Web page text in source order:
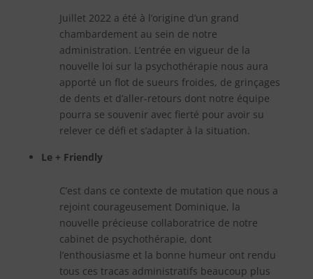
Juillet 2022 a été à l’origine d’un grand
chambardement au sein de notre
administration. L’entrée en vigueur de la
nouvelle loi sur la psychothérapie nous aura
apporté un flot de sueurs froides, de grinçages
de dents et d’aller-retours dont notre équipe
pourra se souvenir avec fierté pour avoir su
relever ce défi et s’adapter à la situation.
Le + Friendly
C’est dans ce contexte de mutation que nous a
rejoint courageusement Dominique, la
nouvelle précieuse collaboratrice de notre
cabinet de psychothérapie, dont
l’enthousiasme et la bonne humeur ont rendu
tous ces tracas administratifs beaucoup plus